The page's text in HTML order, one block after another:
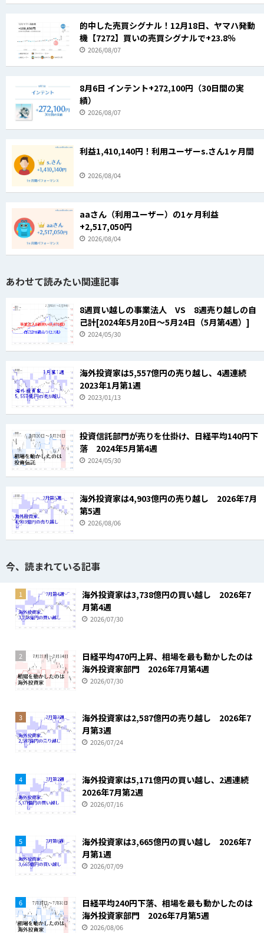
的中した売買シグナル！12月18日、ヤマハ発動
機【7272】買いの売買シグナルで+23.8％
2026/08/07
8月6日 インテント+272,100円（30日間の実
績）
2026/08/07
利益1,410,140円！利用ユーザーs.さん1ヶ月間
2026/08/04
aaさん（利用ユーザー）の1ヶ月利益
+2,517,050円
2026/08/04
あわせて読みたい関連記事
8週買い越しの事業法人 VS 8週売り越しの自
己計[2024年5月20日～5月24日（5月第4週）]
2024/05/30
海外投資家は5,557億円の売り越し、4週連続
2023年1月第1週
2023/01/13
投資信託部門が売りを仕掛け、日経平均140円下
落 2024年5月第4週
2024/05/30
海外投資家は4,903億円の売り越し 2026年7月
第5週
2026/08/06
今、読まれている記事
1
海外投資家は3,738億円の買い越し 2026年7
月第4週
2026/07/30
2
日経平均470円上昇、相場を最も動かしたのは
海外投資家部門 2026年7月第4週
2026/07/30
3
海外投資家は2,587億円の売り越し 2026年7
月第3週
2026/07/24
4
海外投資家は5,171億円の買い越し、2週連続
2026年7月第2週
2026/07/16
5
海外投資家は3,665億円の買い越し 2026年7
月第1週
2026/07/09
6
日経平均240円下落、相場を最も動かしたのは
海外投資家部門 2026年7月第5週
2026/08/06